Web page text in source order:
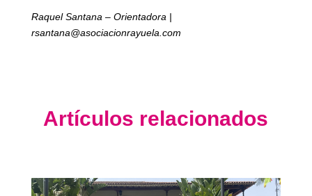
Raquel Santana – Orientadora |
rsantana@asociacionrayuela.com
Artículos relacionados